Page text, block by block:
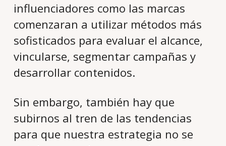
influenciadores como las marcas
comenzaran a utilizar métodos más
sofisticados para evaluar el alcance,
vincularse, segmentar campañas y
desarrollar contenidos.
Sin embargo, también hay que
subirnos al tren de las tendencias
para que nuestra estrategia no se